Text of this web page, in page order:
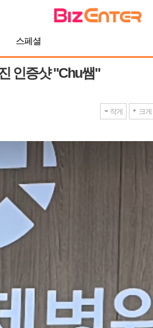
스페셜
인증샷 "Chu쌤"
작게 크게